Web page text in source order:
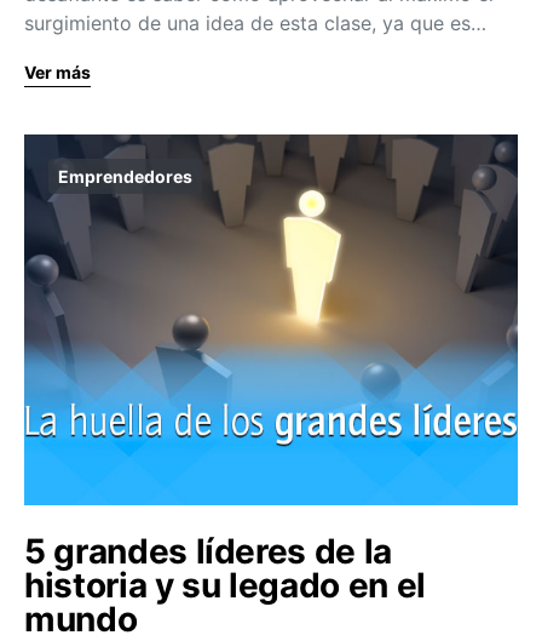
surgimiento de una idea de esta clase, ya que es…
Ver más
Emprendedores
5 grandes líderes de la
historia y su legado en el
mundo